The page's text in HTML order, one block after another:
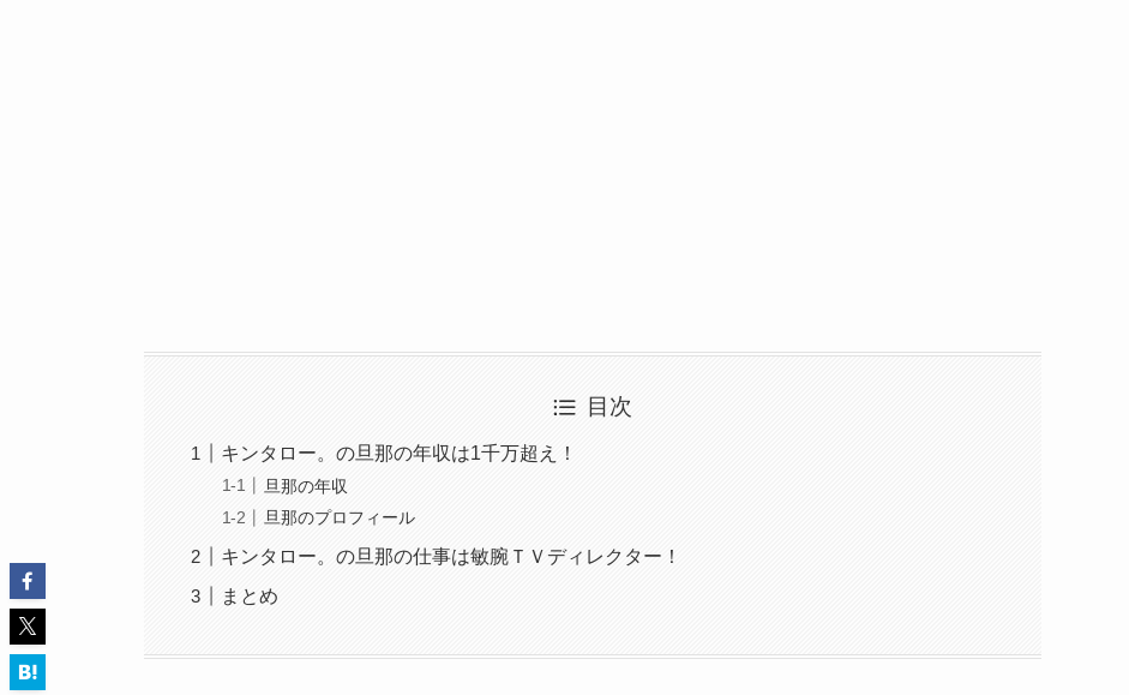
目次
キンタロー。の旦那の年収は1千万超え！
旦那の年収
旦那のプロフィール
キンタロー。の旦那の仕事は敏腕ＴＶディレクター！
まとめ